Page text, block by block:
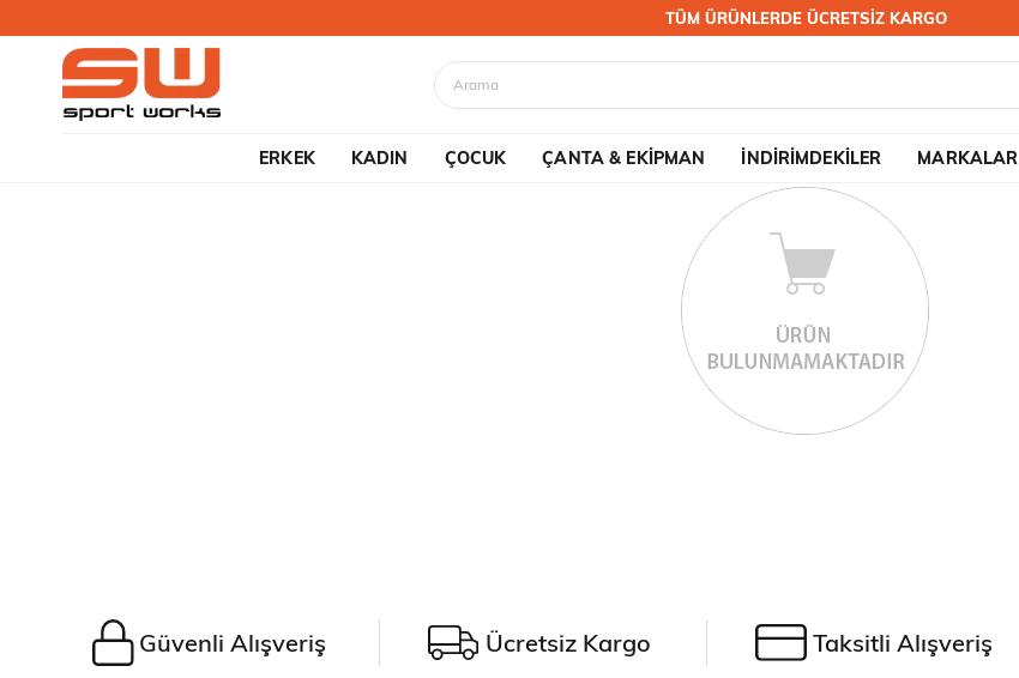
TÜM ÜRÜNLERDE ÜCRETSİZ KARGO
ERKEK KADIN ÇOCUK ÇANTA & EKİPMAN İNDİRİMDEKİLER MARKALAR
Güvenli Alışveriş Ücretsiz Kargo Taksitli Alışveriş